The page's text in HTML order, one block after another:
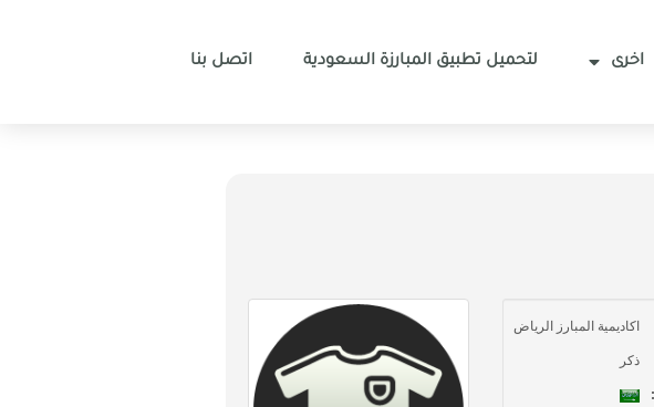
اخرى لتحميل تطبيق المبارزة السعودية اتصل بنا
اكاديمية المبارز الرياض
ذكر